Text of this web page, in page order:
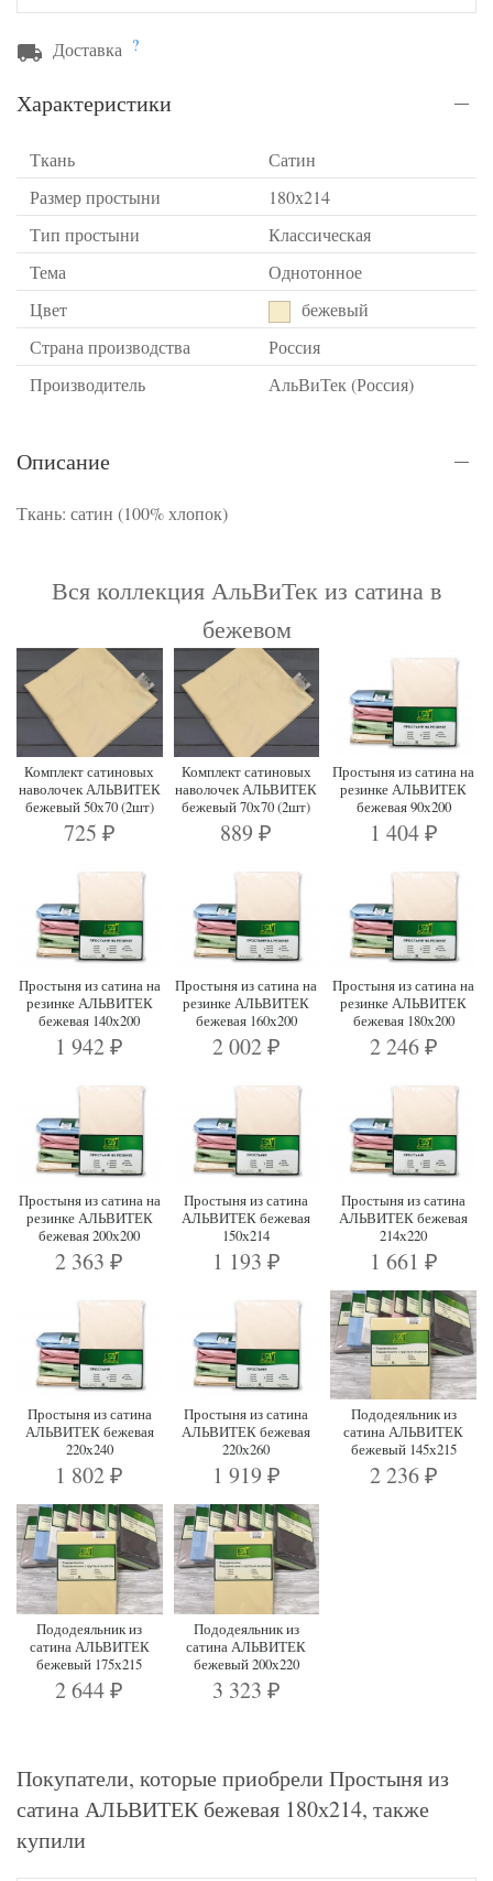
Доставка ?
Характеристики
Ткань
Сатин
Размер простыни
180х214
Тип простыни
Классическая
Тема
Однотонное
Цвет
бежевый
Страна производства
Россия
Производитель
АльВиТек (Россия)
Описание
Ткань: сатин (100% хлопок)
Вся коллекция АльВиТек из сатина в
бежевом
Комплект сатиновых
наволочек АЛЬВИТЕК
бежевый 50х70 (2шт)
725 ₽
Комплект сатиновых
наволочек АЛЬВИТЕК
бежевый 70х70 (2шт)
889₽
Простыня из сатина на
резинке АЛЬВИТЕК
бежевая 90х200
1 404 ₽
Простыня из сатина на
резинке АЛЬВИТЕК
бежевая 140х200
1 942₽
Простыня из сатина на
резинке АЛЬВИТЕК
бежевая 160х200
2 002 ₽
Простыня из сатина на
резинке АЛЬВИТЕК
бежевая 180х200
2 246 ₽
Простыня из сатина на
резинке АЛЬВИТЕК
бежевая 200х200
2 363₽
Простыня из сатина
АЛЬВИТЕК бежевая
150х214
1 193 ₽
Простыня из сатина
АЛЬВИТЕК бежевая
214х220
1 661 ₽
Простыня из сатина
АЛЬВИТЕК бежевая
220х240
1 802₽
Простыня из сатина
АЛЬВИТЕК бежевая
220х260
1 919 ₽
Пододеяльник из
сатина АЛЬВИТЕК
бежевый 145х215
2 236 ₽
Пододеяльник из
сатина АЛЬВИТЕК
бежевый 175х215
2 644₽
Пододеяльник из
сатина АЛЬВИТЕК
бежевый 200х220
3 323 ₽
Покупатели, которые приобрели Простыня из
сатина АЛЬВИТЕК бежевая 180х214, также
купили